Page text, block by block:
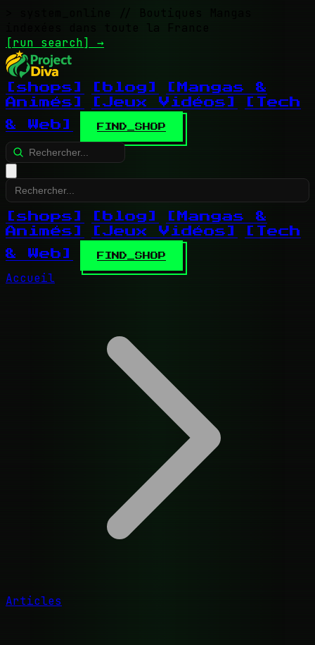
// Boutiques Mangas
indexées dans toute la France
[run search] →
[shops] [blog]
[Mangas &
Animés]
[Jeux Vidéos]
[Tech
& Web]
FIND_SHOP
[shops] [blog]
[Mangas &
Animés]
[Jeux Vidéos]
[Tech
& Web]
FIND_SHOP
Accueil
Articles